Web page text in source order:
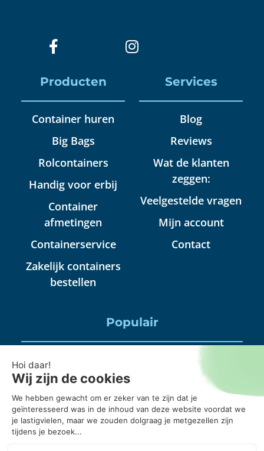
Producten
Container huren
Big Bags
Rolcontainers
Handig voor erbij
Container
afmetingen
Containerservice
Zakelijk containers
bestellen
Services
Blog
Reviews
Wat de klanten
zeggen:
Veelgestelde vragen
Mijn account
Contact
Populair
Huisraad container huren
Puinbak huren, mag daar alles in?
20 kuub container, wanneer gebruik je die?